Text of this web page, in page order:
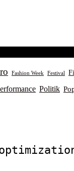
Fashion Week Festival
Politik